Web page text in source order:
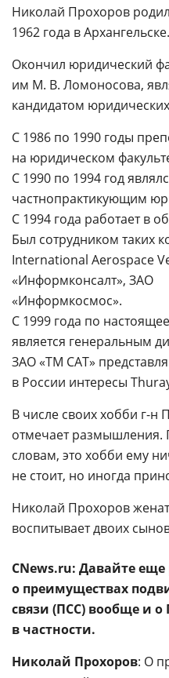
Николай Прохоров
1962 года в Архангельске.
Окончил юридический
им М. В. Ломоносова,
кандидатом
С 1986 по 1990 годы
на юридическом
С 1990 по 1994 год
частнопрактикующим
С 1994 года работает в
Был сотрудником таких
International Aerospace
«Информконсалт», ЗАО
«Информкосмос».
С 1999 года по
является генеральным
ЗАО «ТМ САТ»
в России интересы
В числе своих хобби г-н
отмечает размышления.
словам, это хобби ему
не стоит, но иногда
Николай Прохоров
воспитывает двоих
CNews.ru: Давайте
о преимуществах
связи (ПСС) вообще и о
в частности.
Николай Прохоров: О